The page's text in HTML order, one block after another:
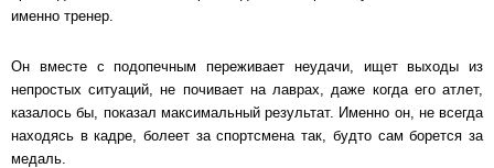
именно тренер.
Он вместе с подопечным переживает неудачи, ищет выходы из
непростых ситуаций, не почивает на лаврах, даже когда его атлет,
казалось бы, показал максимальный результат. Именно он, не всегда
находясь в кадре, болеет за спортсмена так, будто сам борется за
медаль.